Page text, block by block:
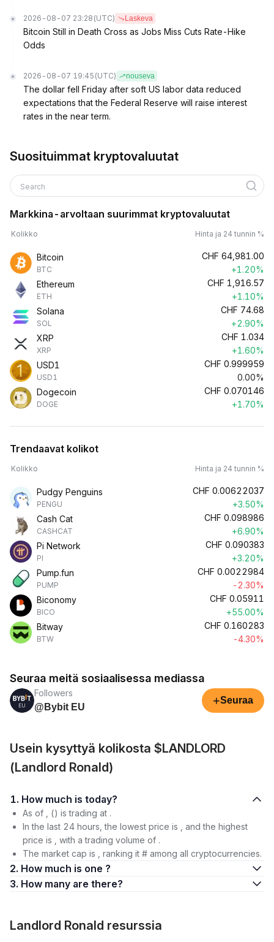
2026-08-07 23:28 (UTC) Laskeva
Bitcoin Still in Death Cross as Jobs Miss Cuts Rate-Hike
Odds
2026-08-07 19:45 (UTC) nouseva
The dollar fell Friday after soft US labor data reduced
expectations that the Federal Reserve will raise interest
rates in the near term.
Suosituimmat kryptovaluutat
Search
Markkina-arvoltaan suurimmat kryptovaluutat
Kolikko Hinta ja 24 tunnin %
Bitcoin
BTC
CHF 64,981.00
+1.20%
Ethereum
ETH
CHF 1,916.57
+1.10%
Solana
SOL
CHF 74.68
+2.90%
XRP
XRP
CHF 1.034
+1.60%
USD1
USD1
CHF 0.999959
0.00%
Dogecoin
DOGE
CHF 0.070146
+1.70%
Trendaavat kolikot
Kolikko Hinta ja 24 tunnin %
Pudgy Penguins
PENGU
CHF 0.00622037
+3.50%
Cash Cat
CASHCAT
CHF 0.098986
+6.90%
Pi Network
PI
CHF 0.090383
+3.20%
Pump.fun
PUMP
CHF 0.0022984
-2.30%
Biconomy
BICO
CHF 0.05911
+55.00%
Bitway
BTW
CHF 0.160283
-4.30%
Seuraa meitä sosiaalisessa mediassa
Followers
@Bybit EU
+Seuraa
Usein kysyttyä kolikosta $LANDLORD
(Landlord Ronald)
1. How much is today?
As of , () is trading at .
In the last 24 hours, the lowest price is , and the highest
price is , with a trading volume of .
The market cap is , ranking it # among all cryptocurrencies.
2. How much is one ?
3. How many are there?
Landlord Ronald resurssia